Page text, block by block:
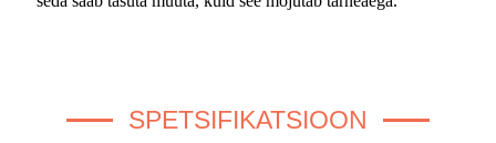
SPETSIFIKATSIOON